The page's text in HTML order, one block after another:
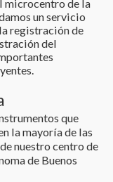
microcentro de la
un servicio
registración de
del
que
la mayoría de las
nuestro centro de
de Buenos